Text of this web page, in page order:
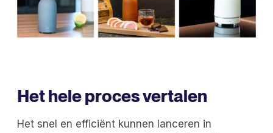
Het hele proces vertalen
Het snel en efficiënt kunnen lanceren in